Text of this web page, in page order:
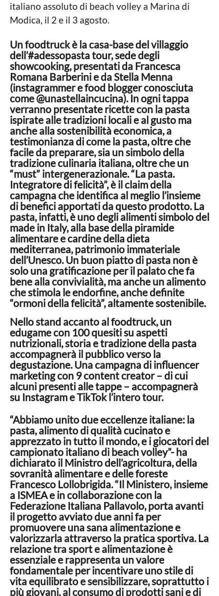
italiano assoluto di beach volley a Marina di
Modica, il 2 e il 3 agosto.
Un foodtruck è la casa-base del villaggio
dell’#adessopasta tour, sede degli
showcooking, presentati da Francesca
Romana Barberini e da Stella Menna
(instagrammer e food blogger conosciuta
come @unastellaincucina). In ogni tappa
verranno presentate ricette con la pasta
ispirate alle tradizioni locali e al gusto ma
anche alla sostenibilità economica, a
testimonianza di come la pasta, oltre che
facile da preparare, sia un simbolo della
tradizione culinaria italiana, oltre che un
“must” intergenerazionale. “La pasta.
Integratore di felicità”, è il claim della
campagna che identifica al meglio l’insieme
di benefici apportati da questo prodotto. La
pasta, infatti, è uno degli alimenti simbolo del
made in Italy, alla base della piramide
alimentare e cardine della dieta
mediterranea, patrimonio immateriale
dell’Unesco. Un buon piatto di pasta non è
solo una gratificazione per il palato che fa
bene alla convivialità, ma anche un alimento
che stimola le endorfine, anche definite
“ormoni della felicità”, altamente sostenibile.
Nello stand accanto al foodtruck, un
edugame con 100 quesiti su aspetti
nutrizionali, storia e tradizione della pasta
accompagnerà il pubblico verso la
degustazione. Una campagna di influencer
marketing con 9 content creator – di cui
alcuni presenti alle tappe – accompagnerà
su Instagram e TikTok l’intero tour.
“Abbiamo unito due eccellenze italiane: la
pasta, alimento di qualità cucinato e
apprezzato in tutto il mondo, e i giocatori del
campionato italiano di beach volley”- ha
dichiarato il Ministro dell’agricoltura, della
sovranità alimentare e delle foreste
Francesco Lollobrigida. “Il Ministero, insieme
a ISMEA e in collaborazione con la
Federazione Italiana Pallavolo, porta avanti
il progetto avviato due anni fa per
promuovere una sana alimentazione e
valorizzarla attraverso la pratica sportiva. La
relazione tra sport e alimentazione è
essenziale e rappresenta un valore
fondamentale per incentivare uno stile di
vita equilibrato e sensibilizzare, soprattutto i
più giovani, al consumo di prodotti sani e di